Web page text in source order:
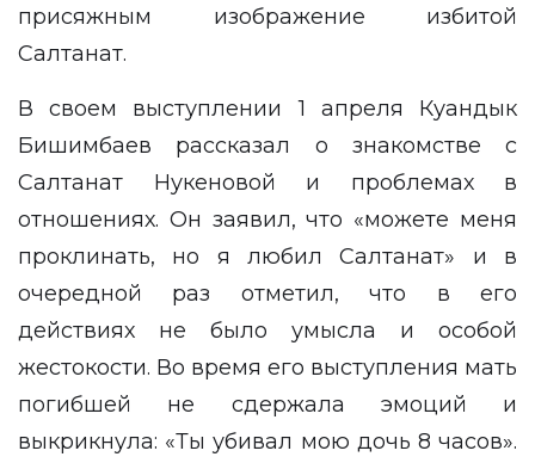
присяжным изображение избитой
Салтанат.
В своем выступлении 1 апреля Куандык
Бишимбаев рассказал о знакомстве с
Салтанат Нукеновой и проблемах в
отношениях. Он заявил, что «можете меня
проклинать, но я любил Салтанат» и в
очередной раз отметил, что в его
действиях не было умысла и особой
жестокости. Во время его выступления мать
погибшей не сдержала эмоций и
выкрикнула: «Ты убивал мою дочь 8 часов».